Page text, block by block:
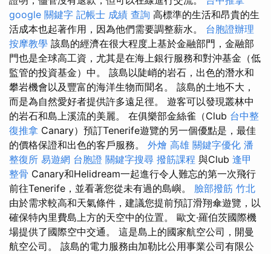
google 關鍵字 記帳士 成績 查詢 高標準的生活和昂貴的生
活成本也起著作用，因為他們需要調整薪水。 台胞證辦理
按摩教學 該島的經濟在很大程度上基於金融部門，金融部
門也是全球高工資，尤其是在海上銀行服務和對沖基金（低
監管的投資基金）中。 該島以陡峭的岩石，出色的潛水和
攀岩機會以及豐富的海洋生物而聞名。 該島的土地不大，
而是為自然愛好者提供許多遠足徑。 遊客可以發現叢林中
的岩石和島上溪流的美麗。 在俱樂部金絲雀（Club 台中整
復推拿 Canary）預訂Tenerife遊覽的另一個優點是，最佳
的價格保證和出色的客戶服務。 外燴 高雄 關鍵字優化 潘
整復所 易遊網 台胞證 關鍵字搜尋 撥筋課程 與Club 逢甲
整骨 Canary和Helidream一起進行令人難忘的第一次飛行
前往Tenerife，並看著您從未有過的島嶼。 臉部撥筋 竹北
由於需求較高和天氣條件，建議您提前預訂滑翔傘遊覽，以
確保特內里費島上方的天空中的位置。 歐文·羅伯茨國際機
場提供了國際空中交通。 這是島上的國家航空公司，開曼
航空公司。 該島的電力服務由加勒比公用事業公司有限公